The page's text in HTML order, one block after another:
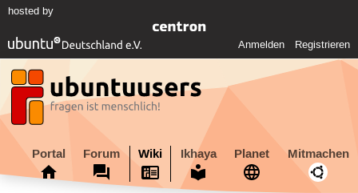
hosted by
Anmelden Registrieren
Portal Forum Wiki Ikhaya Planet Mitmachen